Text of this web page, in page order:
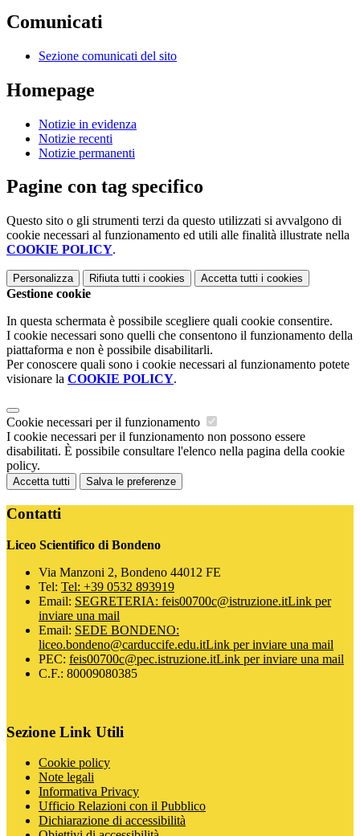
Comunicati
Sezione comunicati del sito
Homepage
Notizie in evidenza
Notizie recenti
Notizie permanenti
Pagine con tag specifico
Questo sito o gli strumenti terzi da questo utilizzati si avvalgono di
cookie necessari al funzionamento ed utili alle finalità illustrate nella
COOKIE POLICY.
Personalizza Rifiuta tutti i cookies Accetta tutti i cookies
Gestione cookie
In questa schermata è possibile scegliere quali cookie consentire.
I cookie necessari sono quelli che consentono il funzionamento della
piattaforma e non è possibile disabilitarli.
Per conoscere quali sono i cookie necessari al funzionamento potete
visionare la COOKIE POLICY.
Cookie necessari per il funzionamento
I cookie necessari per il funzionamento non possono essere
disabilitati. È possibile consultare l'elenco nella pagina della cookie
policy.
Accetta tutti Salva le preferenze
Contatti
Liceo Scientifico di Bondeno
Via Manzoni 2, Bondeno 44012 FE
Tel: Tel: +39 0532 893919
Email: SEGRETERIA: feis00700c@istruzione.itLink per
inviare una mail
Email: SEDE BONDENO:
liceo.bondeno@carduccife.edu.itLink per inviare una mail
PEC: feis00700c@pec.istruzione.itLink per inviare una mail
C.F.: 80009080385
Sezione Link Utili
Cookie policy
Note legali
Informativa Privacy
Ufficio Relazioni con il Pubblico
Dichiarazione di accessibilità